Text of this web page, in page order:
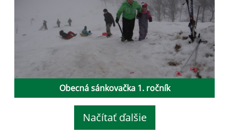
Obecná sánkovačka 1. ročník
Načítať ďalšie